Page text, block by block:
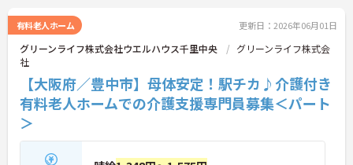
有料老人ホーム 更新日：2026年06月01日
グリーンライフ株式会社ウエルハウス千里中央
グリーンライフ株式会
社
【大阪府／豊中市】母体安定！駅チカ♪介護付き
有料老人ホームでの介護支援専門員募集＜パート
＞